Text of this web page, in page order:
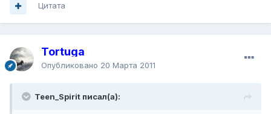
Цитата
Tortuga
Опубликовано 20 Марта 2011
Teen_Spirit писал(а):